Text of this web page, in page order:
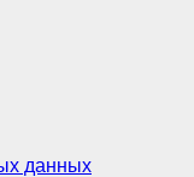
данных